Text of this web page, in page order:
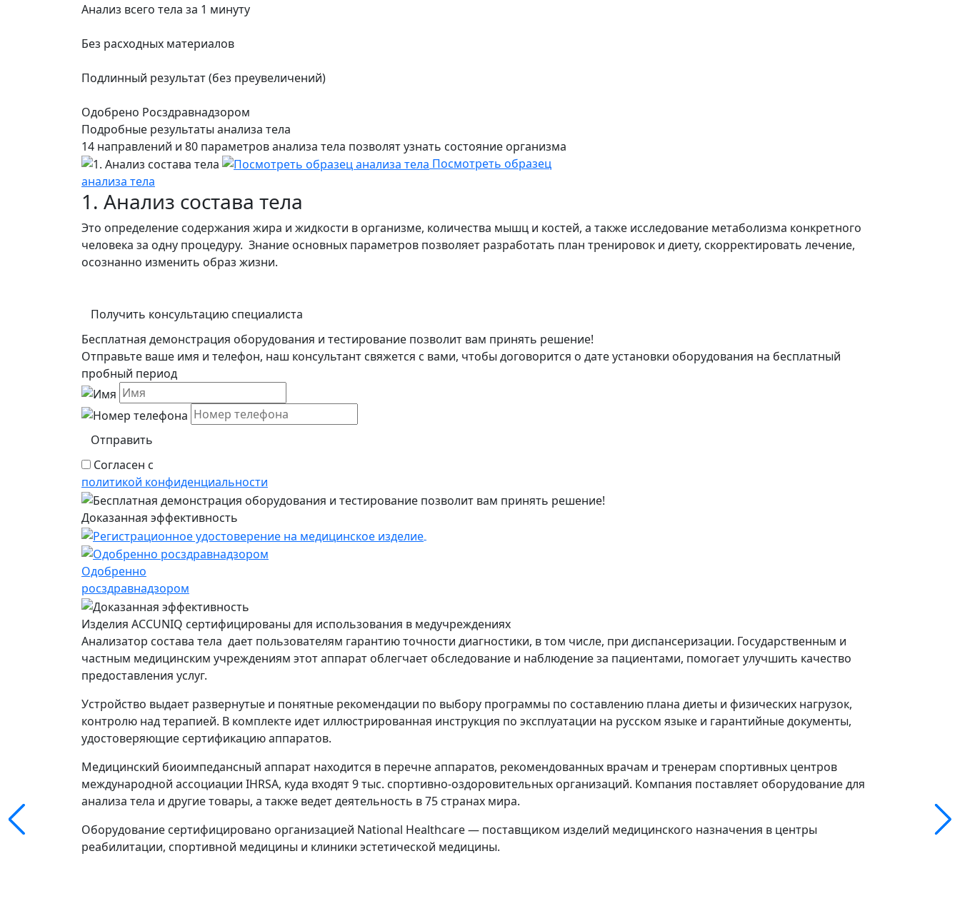
Анализ всего тела за 1 минуту
Без расходных материалов
Подлинный результат (без преувеличений)
Одобрено Росздравнадзором
Подробные результаты анализа тела
14 направлений и 80 параметров анализа тела позволят узнать состояние организма
Посмотреть образец
анализа тела
1. Анализ состава тела
Это определение содержания жира и жидкости в организме, количества мышц и костей, а также исследование метаболизма конкретного
человека за одну процедуру. Знание основных параметров позволяет разработать план тренировок и диету, скорректировать лечение,
осознанно изменить образ жизни.
Получить консультацию специалиста
Бесплатная демонстрация оборудования и тестирование позволит вам принять решение!
Отправьте ваше имя и телефон, наш консультант свяжется с вами, чтобы договорится о дате установки оборудования на бесплатный
пробный период
Отправить
Согласен с
политикой конфиденциальности
Доказанная эффективность
Одобренно
росздравнадзором
Изделия ACCUNIQ сертифицированы для использования в медучреждениях
Анализатор состава тела дает пользователям гарантию точности диагностики, в том числе, при диспансеризации. Государственным и
частным медицинским учреждениям этот аппарат облегчает обследование и наблюдение за пациентами, помогает улучшить качество
предоставления услуг.
Устройство выдает развернутые и понятные рекомендации по выбору программы по составлению плана диеты и физических нагрузок,
контролю над терапией. В комплекте идет иллюстрированная инструкция по эксплуатации на русском языке и гарантийные документы,
удостоверяющие сертификацию аппаратов.
Медицинский биоимпедансный аппарат находится в перечне аппаратов, рекомендованных врачам и тренерам спортивных центров
международной ассоциации IHRSA, куда входят 9 тыс. спортивно-оздоровительных организаций. Компания поставляет оборудование для
анализа тела и другие товары, а также ведет деятельность в 75 странах мира.
Оборудование сертифицировано организацией National Healthcare — поставщиком изделий медицинского назначения в центры
реабилитации, спортивной медицины и клиники эстетической медицины.